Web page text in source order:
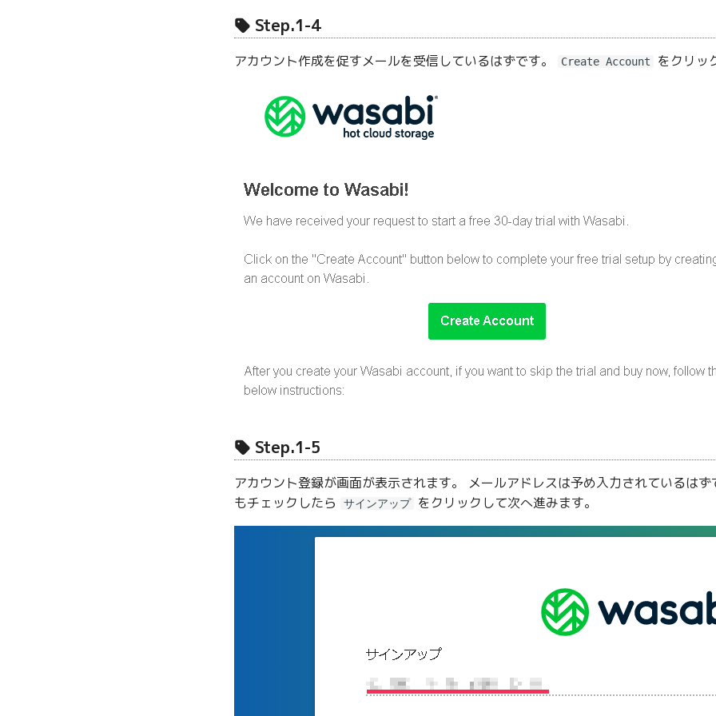
Step.1-4
アカウント作成を促すメールを受信しているはずです。 Create Account をクリッ
Step.1-5
アカウント登録が画面が表示されます。 メールアドレスは予め入力されているは
もチェックしたら
サインアップ をクリックして次へ進みます。